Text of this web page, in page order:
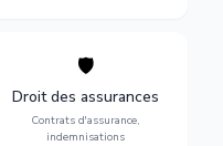
🛡️
Droit des assurances
Contrats d'assurance,
indemnisations
Défense de vos intérêts :
contrats d'assurance,
sinistres et indemnisations
optimales.